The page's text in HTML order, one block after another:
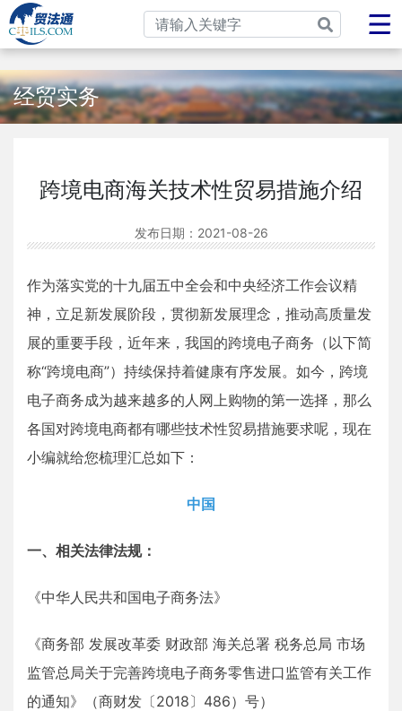
经贸实务
跨境电商海关技术性贸易措施介绍
发布日期： 2021-08-26
作为落实党的十九届五中全会和中央经济工作会议精
神，立足新发展阶段，贯彻新发展理念，推动高质量发
展的重要手段，近年来，我国的跨境电子商务（以下简
称“跨境电商”）持续保持着健康有序发展。如今，跨境
电子商务成为越来越多的人网上购物的第一选择，那么
各国对跨境电商都有哪些技术性贸易措施要求呢，现在
小编就给您梳理汇总如下：
中国
一、相关法律法规：
《中华人民共和国电子商务法》
《商务部 发展改革委 财政部 海关总署 税务总局 市场
监管总局关于完善跨境电子商务零售进口监管有关工作
的通知》（商财发〔2018〕486）号）